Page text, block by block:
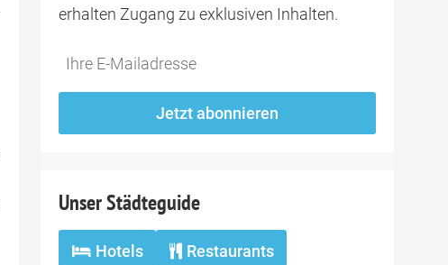
erhalten Zugang zu exklusiven Inhalten.
Do
this
*Ihre
Jetzt abonnieren
Unser Städteguide
Hotels Restaurants